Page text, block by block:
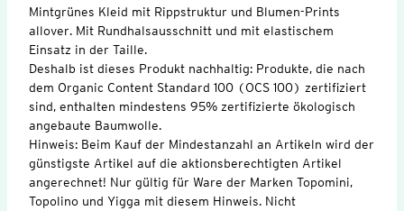
Mintgrünes Kleid mit Rippstruktur und Blumen-Prints
allover. Mit Rundhalsausschnitt und mit elastischem
Einsatz in der Taille.
Deshalb ist dieses Produkt nachhaltig: Produkte, die nach
dem Organic Content Standard 100 (OCS 100) zertifiziert
sind, enthalten mindestens 95% zertifizierte ökologisch
angebaute Baumwolle.
Hinweis: Beim Kauf der Mindestanzahl an Artikeln wird der
günstigste Artikel auf die aktionsberechtigten Artikel
angerechnet! Nur gültig für Ware der Marken Topomini,
Topolino und Yigga mit diesem Hinweis. Nicht